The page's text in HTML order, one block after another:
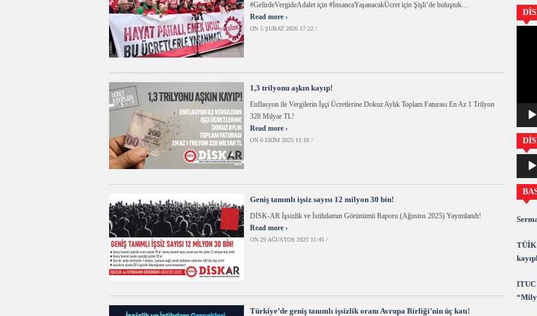
#GelirdeVergideAdalet için #İnsancaYaşanacakÜcret için Şişli’de buluştuk…
Read more ›
ON 5 ŞUBAT 2026 17:22 /
1,3 trilyonu aşkın kayıp!
Enflasyon ile Vergilerin İşçi Ücretlerine Dokuz Aylık Toplam Faturası En Az 1 Trilyon
328 Milyar TL!
Read more ›
ON 6 EKIM 2025 11:10 /
Geniş tanımlı işsiz sayısı 12 milyon 30 bin!
DİSK-AR İşsizlik ve İstihdamın Görünümü Raporu (Ağustos 2025) Yayımlandı!
Read more ›
ON 29 AĞUSTOS 2025 11:45 /
Türkiye’de geniş tanımlı işsizlik oranı Avrupa Birliği’nin üç katı!
oynatıcı
TÜİK
ITUC